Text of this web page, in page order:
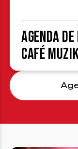
Agenda
Café